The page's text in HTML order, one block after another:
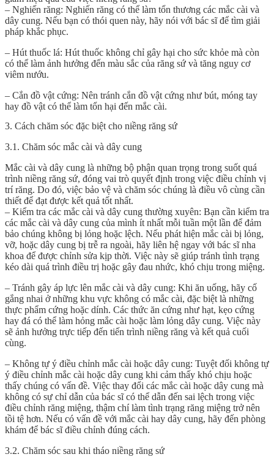
– Nghiến răng: Nghiến răng có thể làm tổn thương các mắc cài và
dây cung. Nếu bạn có thói quen này, hãy nói với bác sĩ để tìm giải
pháp khắc phục.
– Hút thuốc lá: Hút thuốc không chỉ gây hại cho sức khỏe mà còn
có thể làm ảnh hưởng đến màu sắc của răng sứ và tăng nguy cơ
viêm nướu.
– Cắn đồ vật cứng: Nên tránh cắn đồ vật cứng như bút, móng tay
hay đồ vật có thể làm tổn hại đến mắc cài.
3. Cách chăm sóc đặc biệt cho niềng răng sứ
3.1. Chăm sóc mắc cài và dây cung
Mắc cài và dây cung là những bộ phận quan trọng trong suốt quá
trình niềng răng sứ, đóng vai trò quyết định trong việc điều chỉnh vị
trí răng. Do đó, việc bảo vệ và chăm sóc chúng là điều vô cùng cần
thiết để đạt được kết quả tốt nhất.
– Kiểm tra các mắc cài và dây cung thường xuyên: Bạn cần kiểm tra
các mắc cài và dây cung của mình ít nhất mỗi tuần một lần để đảm
bảo chúng không bị lỏng hoặc lệch. Nếu phát hiện mắc cài bị lỏng,
vỡ, hoặc dây cung bị trễ ra ngoài, hãy liên hệ ngay với bác sĩ nha
khoa để được chỉnh sửa kịp thời. Việc này sẽ giúp tránh tình trạng
kéo dài quá trình điều trị hoặc gây đau nhức, khó chịu trong miệng.
– Tránh gây áp lực lên mắc cài và dây cung: Khi ăn uống, hãy cố
gắng nhai ở những khu vực không có mắc cài, đặc biệt là những
thực phẩm cứng hoặc dính. Các thức ăn cứng như hạt, kẹo cứng
hay đá có thể làm hỏng mắc cài hoặc làm lỏng dây cung. Việc này
sẽ ảnh hưởng trực tiếp đến tiến trình niềng răng và kết quả cuối
cùng.
– Không tự ý điều chỉnh mắc cài hoặc dây cung: Tuyệt đối không tự
ý điều chỉnh mắc cài hoặc dây cung khi cảm thấy khó chịu hoặc
thấy chúng có vấn đề. Việc thay đổi các mắc cài hoặc dây cung mà
không có sự chỉ dẫn của bác sĩ có thể dẫn đến sai lệch trong việc
điều chỉnh răng miệng, thậm chí làm tình trạng răng miệng trở nên
tồi tệ hơn. Nếu có vấn đề với mắc cài hay dây cung, hãy đến phòng
khám để bác sĩ điều chỉnh đúng cách.
3.2. Chăm sóc sau khi tháo niềng răng sứ